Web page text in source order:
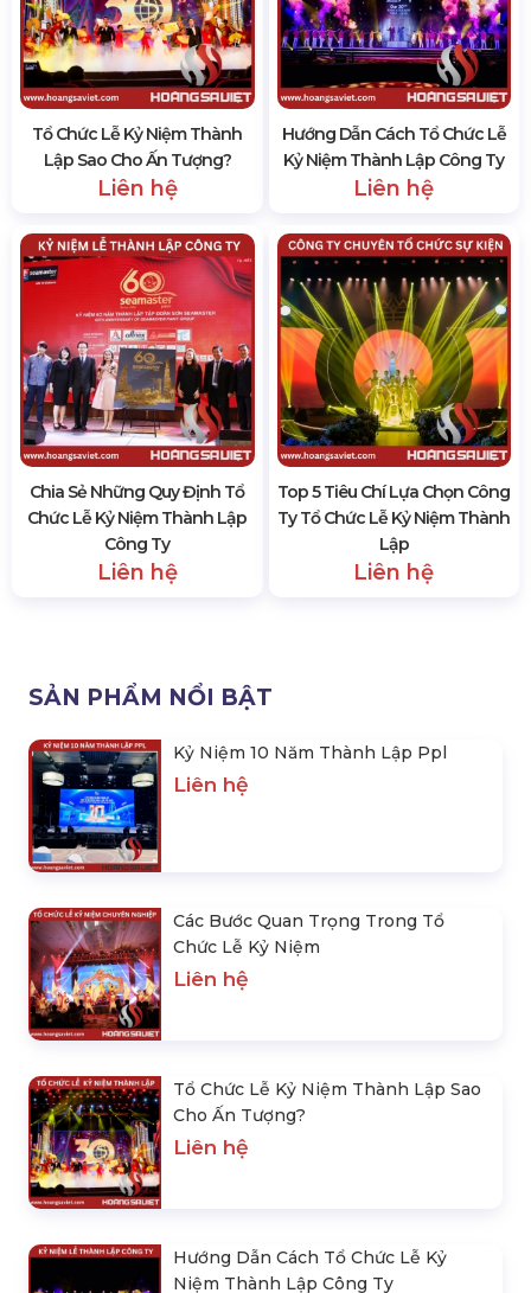
Tổ Chức Lễ Kỷ Niệm Thành
Lập Sao Cho Ấn Tượng?
Liên hệ
Hướng Dẫn Cách Tổ Chức Lễ
Kỷ Niệm Thành Lập Công Ty
Liên hệ
Chia Sẻ Những Quy Định Tổ
Chức Lễ Kỷ Niệm Thành Lập
Công Ty
Liên hệ
Top 5 Tiêu Chí Lựa Chọn Công
Ty Tổ Chức Lễ Kỷ Niệm Thành
Lập
Liên hệ
SẢN PHẨM NỔI BẬT
Kỷ Niệm 10 Năm Thành Lập Ppl
Liên hệ
Các Bước Quan Trọng Trong Tổ
Chức Lễ Kỷ Niệm
Liên hệ
Tổ Chức Lễ Kỷ Niệm Thành Lập Sao
Cho Ấn Tượng?
Liên hệ
Hướng Dẫn Cách Tổ Chức Lễ Kỷ
Niệm Thành Lập Công Ty